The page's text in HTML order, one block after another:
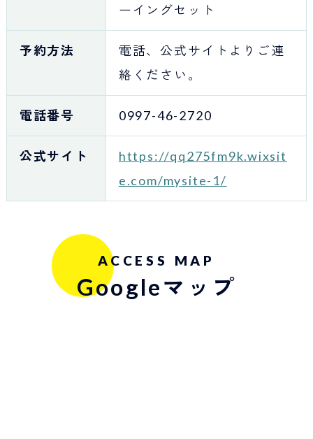
ーイングセット
予約方法
電話、公式サイトよりご連
絡ください。
電話番号 0997-46-2720
公式サイト
https://qq275fm9k.wixsit
e.com/mysite-1/
ACCESS MAP
Googleマップ